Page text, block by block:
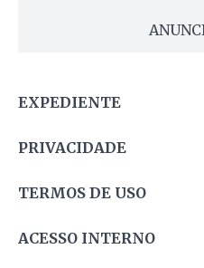
EXPEDIENTE
PRIVACIDADE
TERMOS DE USO
ACESSO INTERNO